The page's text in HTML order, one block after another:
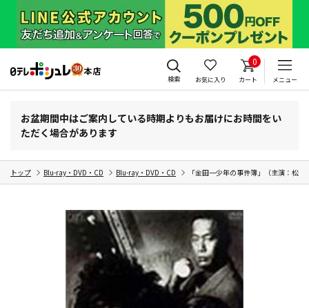
検索 お気に入り
0
カート メニュー
お盆期間中はご案内している時期よりもお届けにお時間をい
ただく場合があります
トップ Blu-ray・DVD・CD Blu-ray・DVD・CD 「金田一少年の事件簿」（主演：松本